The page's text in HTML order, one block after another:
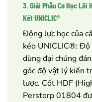
3. Giải Phẫu Cơ Học Lõi
Kết UNICLIC®
Động lực học của
kéo UNICLIC®:
dùng đại chúng
góc độ vật lý kiến
lược. Cốt HDF
Perstorp 01804